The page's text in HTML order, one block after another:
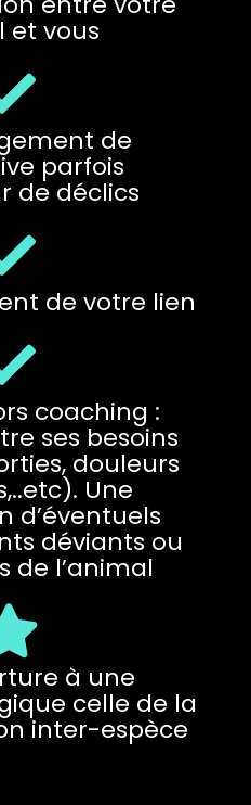
et vous
de
parfois
de déclics
de votre lien
coaching :
ses besoins
douleurs
Une
d’éventuels
déviants ou
de l’animal
à une
celle de la
inter-espèce